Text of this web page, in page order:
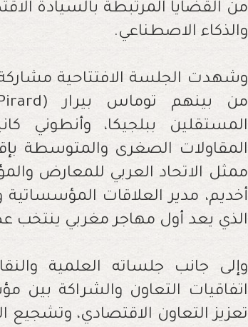
من القضايا المرتبطة بالسيادة
والذكاء الاصطناعي.
وشهدت الجلسة الافتتاحية مشاركة
المقاولات الصغرى والمتوسطة
ممثل الاتحاد العربي للمعارض
أخديم، مدير العلاقات
الذي يعد أول مهاجر مغربي ينتخب
وإلى جانب جلساته العلمية
اتفاقيات التعاون والشراكة
تعزيز التعاون الاقتصادي، وتشجيع